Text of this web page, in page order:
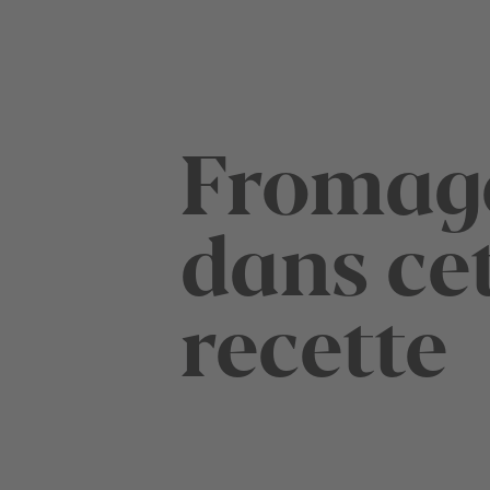
dans
recette